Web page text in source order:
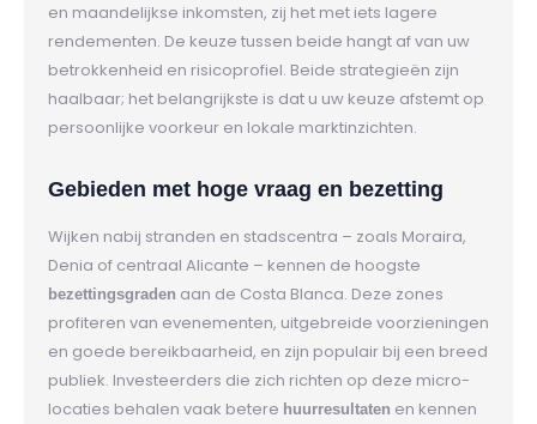
en maandelijkse inkomsten, zij het met iets lagere
rendementen. De keuze tussen beide hangt af van uw
betrokkenheid en risicoprofiel. Beide strategieën zijn
haalbaar; het belangrijkste is dat u uw keuze afstemt op
persoonlijke voorkeur en lokale marktinzichten.
Gebieden met hoge vraag en bezetting
Wijken nabij stranden en stadscentra – zoals Moraira,
Denia of centraal Alicante – kennen de hoogste
bezettingsgraden aan de Costa Blanca. Deze zones
profiteren van evenementen, uitgebreide voorzieningen
en goede bereikbaarheid, en zijn populair bij een breed
publiek. Investeerders die zich richten op deze micro-
locaties behalen vaak betere huurresultaten en kennen